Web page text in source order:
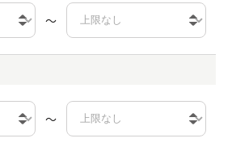
～
～